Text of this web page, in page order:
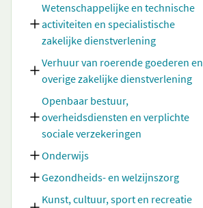
Wetenschappelijke en technische
activiteiten en specialistische
zakelijke dienstverlening
Verhuur van roerende goederen en
overige zakelijke dienstverlening
Openbaar bestuur,
overheidsdiensten en verplichte
sociale verzekeringen
Onderwijs
Gezondheids- en welzijnszorg
Kunst, cultuur, sport en recreatie